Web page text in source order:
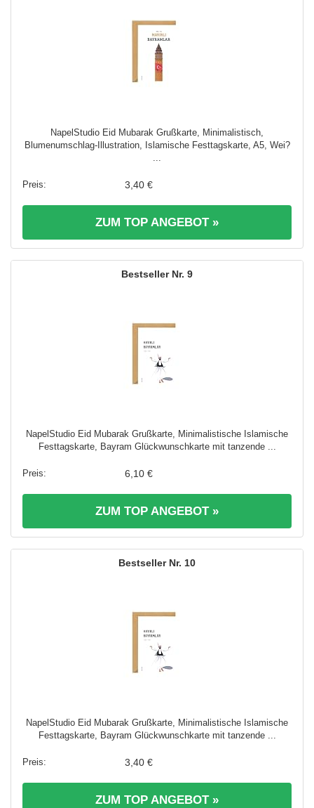
NapelStudio Eid Mubarak Grußkarte, Minimalistisch,
Blumenumschlag-Illustration, Islamische Festtagskarte, A5, Wei?
...
3,40 €
ZUM TOP ANGEBOT »
9
NapelStudio Eid Mubarak Grußkarte, Minimalistische Islamische
Festtagskarte, Bayram Glückwunschkarte mit tanzende ...
6,10 €
ZUM TOP ANGEBOT »
10
NapelStudio Eid Mubarak Grußkarte, Minimalistische Islamische
Festtagskarte, Bayram Glückwunschkarte mit tanzende ...
3,40 €
ZUM TOP ANGEBOT »